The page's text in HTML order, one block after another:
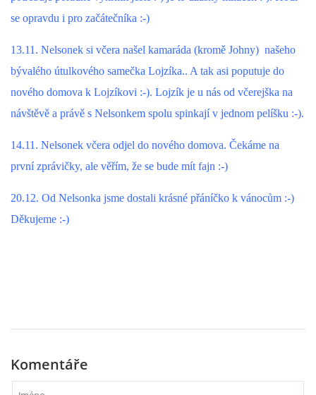
se opravdu i pro začátečníka :-)
13.11. Nelsonek si včera našel kamaráda (kromě Johny) našeho
bývalého útulkového samečka Lojzíka.. A tak asi poputuje do
nového domova k Lojzíkovi :-). Lojzík je u nás od včerejška na
návštěvě a právě s Nelsonkem spolu spinkají v jednom pelíšku :-).
14.11. Nelsonek včera odjel do nového domova. Čekáme na
první zprávičky, ale věřím, že se bude mít fajn :-)
20.12. Od Nelsonka jsme dostali krásné přáníčko k vánocům :-)
Děkujeme :-)
Komentáře